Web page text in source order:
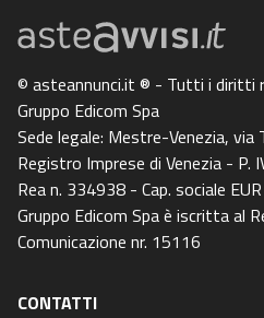
© asteannunci.it ® - Tutti i diritti
Gruppo Edicom Spa
Sede legale: Mestre-Venezia,
Registro Imprese di Venezia - P.
Rea n. 334938 - Cap. sociale
Gruppo Edicom Spa è iscritta al
Comunicazione nr. 15116
CONTATTI